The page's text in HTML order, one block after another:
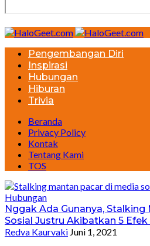
Pengembangan Diri
Inspirasi
Hubungan
Hiburan
Trivia
Beranda
Privacy Policy
Kontak
Tentang Kami
TOS
Hubungan
Nggak Ada Gunanya,
Sosial Justru Akibatkan 5 Efek
Redva Kaurvaki Juni 1, 2021